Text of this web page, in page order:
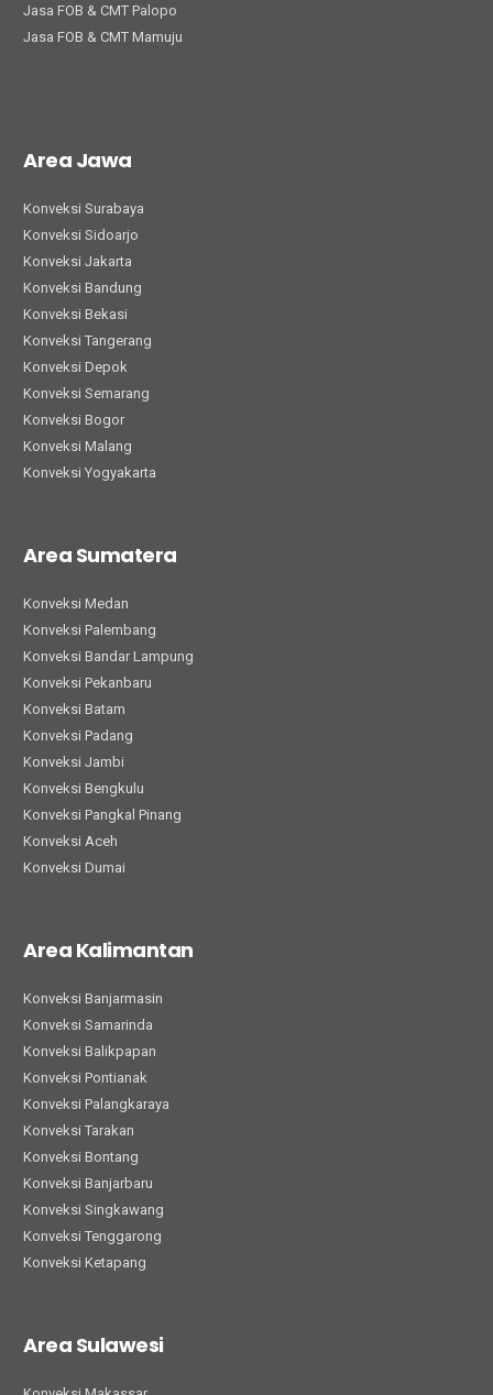
Jasa FOB & CMT Palopo
Jasa FOB & CMT Mamuju
Area Jawa
Konveksi Surabaya
Konveksi Sidoarjo
Konveksi Jakarta
Konveksi Bandung
Konveksi Bekasi
Konveksi Tangerang
Konveksi Depok
Konveksi Semarang
Konveksi Bogor
Konveksi Malang
Konveksi Yogyakarta
Area Sumatera
Konveksi Medan
Konveksi Palembang
Konveksi Bandar Lampung
Konveksi Pekanbaru
Konveksi Batam
Konveksi Padang
Konveksi Jambi
Konveksi Bengkulu
Konveksi Pangkal Pinang
Konveksi Aceh
Konveksi Dumai
Area Kalimantan
Konveksi Banjarmasin
Konveksi Samarinda
Konveksi Balikpapan
Konveksi Pontianak
Konveksi Palangkaraya
Konveksi Tarakan
Konveksi Bontang
Konveksi Banjarbaru
Konveksi Singkawang
Konveksi Tenggarong
Konveksi Ketapang
Area Sulawesi